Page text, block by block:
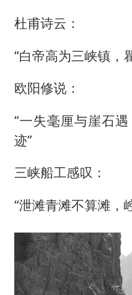
杜甫诗云：
“白帝高为三峡镇，
欧阳修说：
“一失毫厘与崖石
迹”
三峡船工感叹：
“泄滩青滩不算滩，